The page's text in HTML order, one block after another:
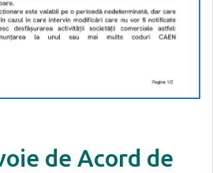
de Acord de